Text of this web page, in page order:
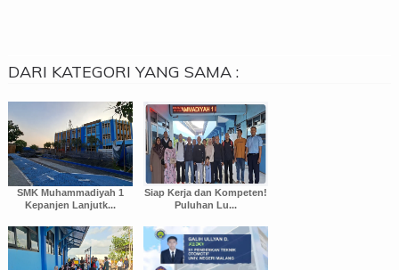
DARI KATEGORI YANG SAMA :
SMK Muhammadiyah 1
Kepanjen Lanjutk...
Siap Kerja dan Kompeten!
Puluhan Lu...